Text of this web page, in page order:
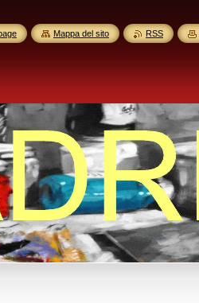
Mappa del sito RSS